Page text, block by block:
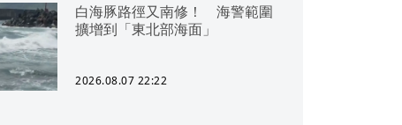
白海豚路徑又南修！ 海警範圍
擴增到「東北部海面」
2026.08.07 22:22